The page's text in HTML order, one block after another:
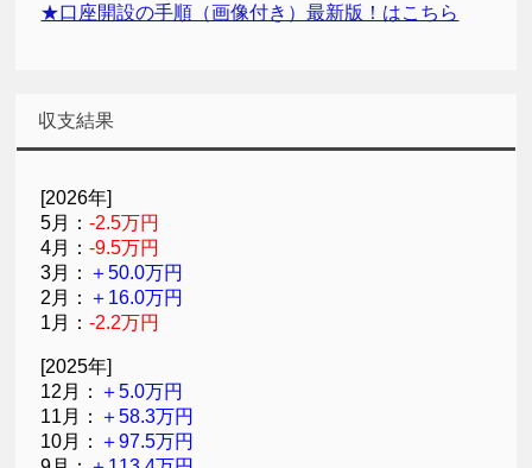
★口座開設の手順（画像付き）最新版！はこちら
収支結果
[2026年]
5月：-2.5万円
4月：-9.5万円
3月： ＋50.0万円
2月： ＋16.0万円
1月：-2.2万円
[2025年]
12月： ＋5.0万円
11月： ＋58.3万円
10月： ＋97.5万円